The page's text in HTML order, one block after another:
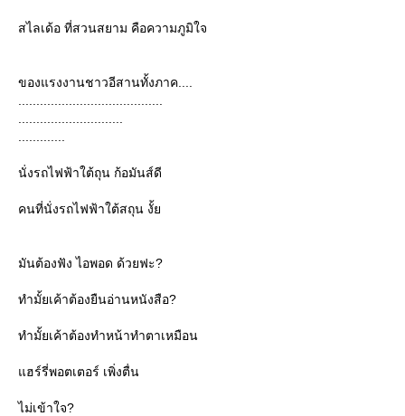
สไลเด้อ ที่สวนสยาม คือความภูมิใจ
ของแรงงานชาวอีสานทั้งภาค....
นั่งรถไฟฟ้าใต้ถุน ก้อมันส์ดี
คนที่นั่งรถไฟฟ้าใต้สถุน งั้
มันต้องฟัง ไอพอด ด้วยฟะ?
ทำมั้ยเค้าต้องยืนอ่านหนังสือ?
ทำมั้ยเค้าต้องทำหน้าทำตาเหมือน
ฮร์รี่พอตเตอร์ เพิ่งตื่น
ไม่เข้าใจ?